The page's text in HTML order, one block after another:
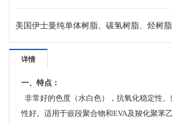
美国伊士曼纯单体树脂、碳氢树脂、烃树脂
详情
一、特点：
非常好的色度（水白色），抗氧化稳定性、
性好。适用于嵌段聚合物和EVA及羧化聚苯